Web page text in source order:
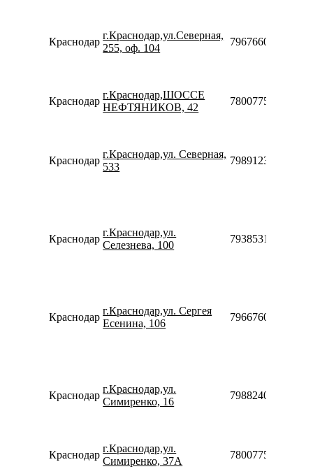
Краснодар
г.Краснодар,ул.Северная,
255, оф. 104
79676602511
Краснодар
г.Краснодар,ШОССЕ
НЕФТЯНИКОВ, 42
78007753553
Краснодар
г.Краснодар,ул. Северная,
533
79891236039
Краснодар
г.Краснодар,ул.
Селезнева, 100
79385315999
Краснодар
г.Краснодар,ул. Сергея
Есенина, 106
79667604707
Краснодар
г.Краснодар,ул.
Симиренко, 16
79882402122
Краснодар
г.Краснодар,ул.
Симиренко, 37А
78007753553